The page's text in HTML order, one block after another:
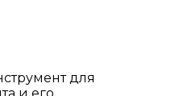
для
и его